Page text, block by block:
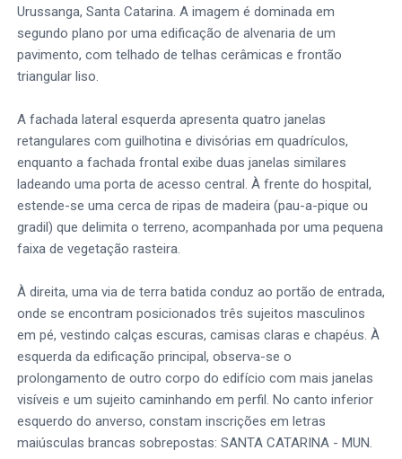
Urussanga, Santa Catarina. A imagem é dominada em
segundo plano por uma edificação de alvenaria de um
pavimento, com telhado de telhas cerâmicas e frontão
triangular liso.
A fachada lateral esquerda apresenta quatro janelas
retangulares com guilhotina e divisórias em quadrículos,
enquanto a fachada frontal exibe duas janelas similares
ladeando uma porta de acesso central. À frente do hospital,
estende-se uma cerca de ripas de madeira (pau-a-pique ou
gradil) que delimita o terreno, acompanhada por uma pequena
faixa de vegetação rasteira.
À direita, uma via de terra batida conduz ao portão de entrada,
onde se encontram posicionados três sujeitos masculinos
em pé, vestindo calças escuras, camisas claras e chapéus. À
esquerda da edificação principal, observa-se o
prolongamento de outro corpo do edifício com mais janelas
visíveis e um sujeito caminhando em perfil. No canto inferior
esquerdo do anverso, constam inscrições em letras
maiúsculas brancas sobrepostas: SANTA CATARINA - MUN.